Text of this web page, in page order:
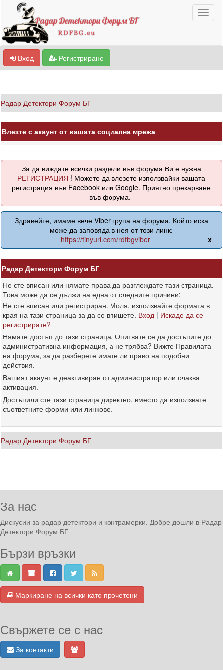
Вход Регистриране
Радар Детектори Форум БГ
Влезте с акаунт от вашата социална мрежа
За да виждате всички раздели във форума Ви е нужна
РЕГИСТРАЦИЯ ! Можете да влезете използвайки вашата
регистрация във Facebook или Google. Приятно прекарване
във форума.
Здравейте, имаме вече Viber група на форума. Който иска
може да заповяда в нея от този линк:
https://tinyurl.com/rdfbgviber
x
Радар Детектори Форум БГ
Не сте вписан или нямате права да разглеждате тази страница.
Това може да се дължи на една от следните причини:
Не сте вписан или регистриран. Моля, използвайте формата в
края на тази страница за да се впишете. Вход | Искаде да се
регистрирате?
Нямате достъп до тази страница. Опитвате се да достъпите до
административна информация, а не трябва? Вижте Правилата
на форума, за да разберете имате ли право на подобни
действия.
Вашият акаунт е деактивиран от администратор или очаква
активация.
Достъпили сте тази страница директно, вместо да използвате
съответните форми или линкове.
Радар Детектори Форум БГ
За нас
Дискусии за радар детектори и контрамерки. Добре дошли в Радар
Детектори Форум БГ
Бързи връзки
Маркиране на всички като прочетени
Свържете се с нас
За контакти